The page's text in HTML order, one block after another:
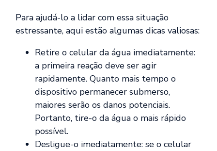
Para ajudá-lo a lidar com essa situação
estressante, aqui estão algumas dicas valiosas:
Retire o celular da água imediatamente:
a primeira reação deve ser agir
rapidamente. Quanto mais tempo o
dispositivo permanecer submerso,
maiores serão os danos potenciais.
Portanto, tire-o da água o mais rápido
possível.
Desligue-o imediatamente: se o celular